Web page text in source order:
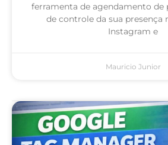
ferramenta de agendamento de
de controle da sua presença
Instagram e
Mauricio Junior